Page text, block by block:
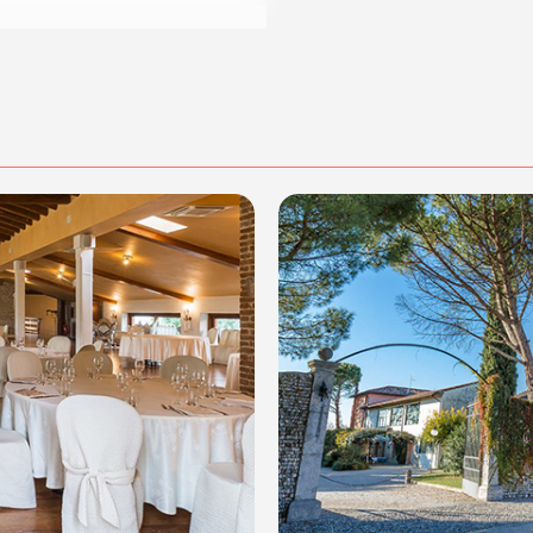
scrivi a posta@espevia.it